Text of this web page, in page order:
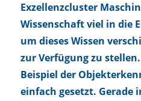
Exzellenzcluster
Wissenschaft viel in die
um dieses Wissen
zur Verfügung zu
Beispiel der
einfach gesetzt. Gerade